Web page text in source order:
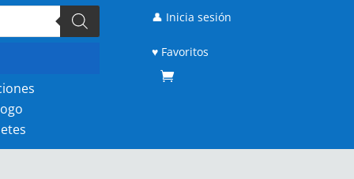
👤 Inicia sesión
♥ Favoritos